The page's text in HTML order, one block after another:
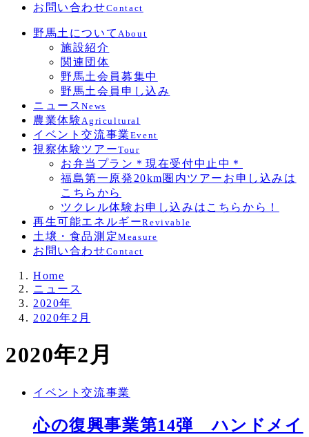
お問い合わせContact
野馬土について About
施設紹介
関連団体
野馬土会員募集中
野馬土会員申し込み
ニュースNews
農業体験Agricultural
イベント交流事業 Event
視察体験ツアーTour
お弁当プラン＊現在受付中止中＊
福島第一原発20km圏内ツアーお申し込みは
こちらから
ツクレル体験お申し込みはこちらから！
再生可能エネルギーRevivable
土壌・食品測定Measure
お問い合わせContact
Home
ニュース
2020年
2020年2月
2020年2月
イベント交流事業
心の復興事業第14弾 ハンドメイ